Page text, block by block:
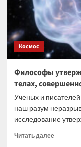
Космос
Философы
телах,
Ученых и
наш разум
исследование
Читать далееПрочитать